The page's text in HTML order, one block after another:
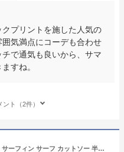
プリントを施した人気の
気満点にコーデも合わせ
で通気も良いから、サマ
すね。
ト（2件）
【ハワイ限定】日焼けスヌーピー サーフィン サーフ カットソー 半袖 Tシャツ メンズ レディース ユニセックス ロゴ ブランド おしゃれ お洒落 サーフ サーフ系 アメカジ ストリート トレンド ハワイ アロハ